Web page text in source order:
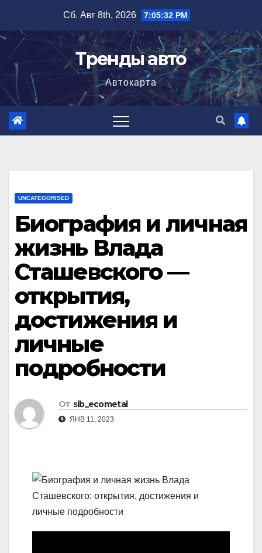
содержимому
Сб. Авг 8th, 2026 7:05:33 PM
Тренды авто
Автокарта
UNCATEGORISED
Биография и личная
жизнь Влада
Сташевского —
открытия,
достижения и
личные
подробности
От sib_ecometal
ЯНВ 11, 2023